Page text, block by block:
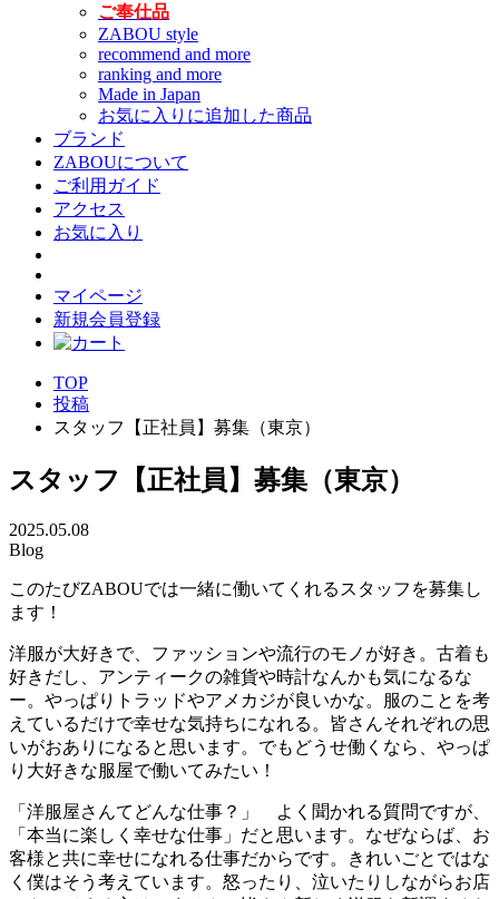
ご奉仕品
ZABOU style
recommend and more
ranking and more
Made in Japan
お気に入りに追加した商品
ブランド
ZABOUについて
ご利用ガイド
アクセス
お気に入り
マイページ
新規会員登録
TOP
投稿
スタッフ【正社員】募集（東京）
スタッフ【正社員】募集（東京）
2025.05.08
Blog
このたびZABOUでは一緒に働いてくれるスタッフを募集し
ます！
洋服が大好きで、ファッションや流行のモノが好き。古着も
好きだし、アンティークの雑貨や時計なんかも気になるな
ー。やっぱりトラッドやアメカジが良いかな。服のことを考
えているだけで幸せな気持ちになれる。皆さんそれぞれの思
いがおありになると思います。でもどうせ働くなら、やっぱ
り大好きな服屋で働いてみたい！
「洋服屋さんてどんな仕事？」 よく聞かれる質問ですが、
「本当に楽しく幸せな仕事」だと思います。なぜならば、お
客様と共に幸せになれる仕事だからです。きれいごとではな
く僕はそう考えています。怒ったり、泣いたりしながらお店